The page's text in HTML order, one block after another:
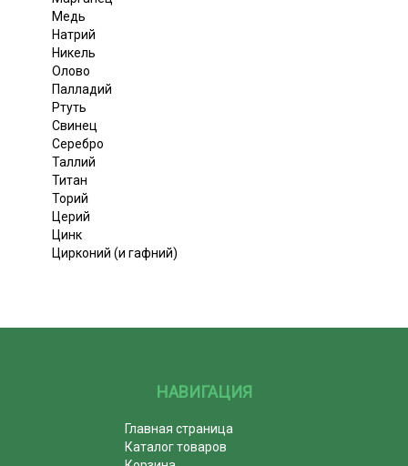
Медь
Натрий
Никель
Олово
Палладий
Ртуть
Свинец
Серебро
Таллий
Титан
Торий
Церий
Цинк
Цирконий (и гафний)
НАВИГАЦИЯ
Главная страница
Каталог товаров